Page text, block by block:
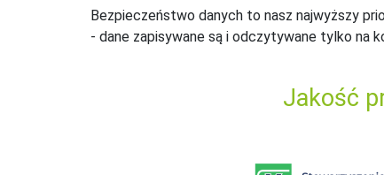
Bezpieczeństwo danych to nasz najwyższy
- dane zapisywane są i odczytywane tylko na
Jakość